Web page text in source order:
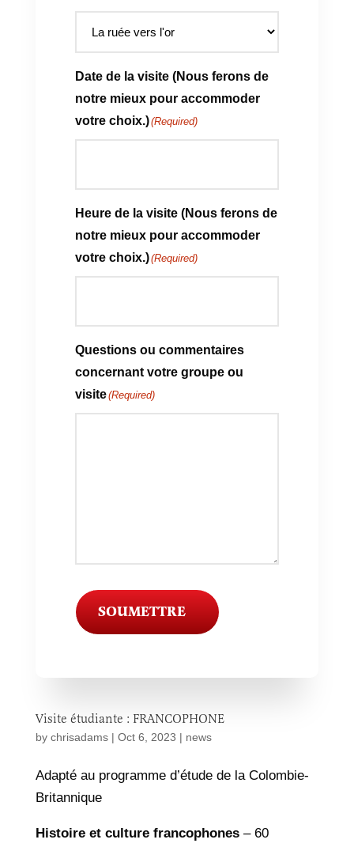
Date de la visite (Nous ferons de
notre mieux pour accommoder
votre choix.)(Required)
Heure de la visite (Nous ferons de
notre mieux pour accommoder
votre choix.)(Required)
Questions ou commentaires
concernant votre groupe ou
visite(Required)
SOUMETTRE
Visite étudiante : FRANCOPHONE
by chrisadams| Oct 6, 2023 | news
Adapté au programme d’étude de la Colombie-
Britannique
Histoire et culture francophones – 60